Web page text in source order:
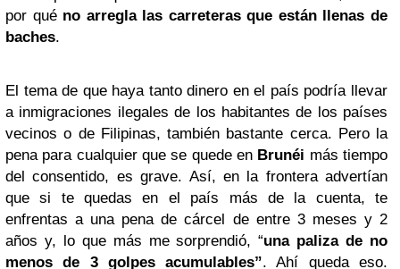
por quéno arregla las carreteras que están llenas de
baches.
El tema de que haya tanto dinero en el país podría llevar
a inmigraciones ilegales de los habitantes de los países
vecinos o de Filipinas, también bastante cerca. Pero la
pena para cualquier que se quede en Brunéi más tiempo
del consentido, es grave. Así, en la frontera advertían
que si te quedas en el país más de la cuenta, te
enfrentas a una pena de cárcel de entre 3 meses y 2
años y, lo que más me sorprendió, “una paliza de no
menos de 3 golpes acumulables”. Ahí queda eso.